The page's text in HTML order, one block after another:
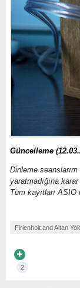
Güncelleme
Dinleme
yaratmadığına
Tüm kayıtları
Firienholt andAltan
2